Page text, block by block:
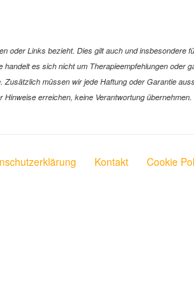
oder Links bezieht. Dies gilt auch und insbesondere
es sich nicht um Therapieempfehlungen oder
Zusätzlich müssen wir jede Haftung oder Garantie
erreichen, keine Verantwortung
Kontakt Cookie